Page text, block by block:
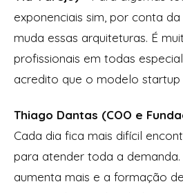
exponenciais sim, por conta
muda essas arquiteturas. É
profissionais em todas
acredito que o modelo
Thiago Dantas (COO e
Cada dia fica mais difícil
para atender toda a demanda.
aumenta mais e a formação